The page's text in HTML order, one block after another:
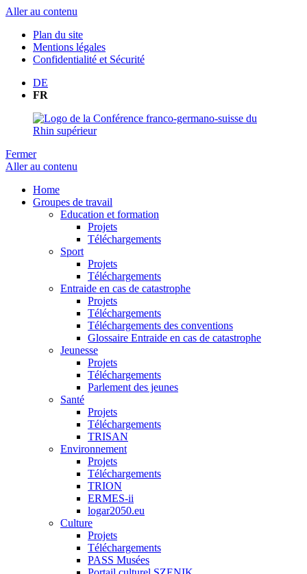
Aller au contenu
Plan du site
Mentions légales
Confidentialité et Sécurité
DE
FR
Fermer
Aller au contenu
Home
Groupes de travail
Education et formation
Projets
Téléchargements
Sport
Projets
Téléchargements
Entraide en cas de catastrophe
Projets
Téléchargements
Téléchargements des conventions
Glossaire Entraide en cas de catastrophe
Jeunesse
Projets
Téléchargements
Parlement des jeunes
Santé
Projets
Téléchargements
TRISAN
Environnement
Projets
Téléchargements
TRION
ERMES-ii
logar2050.eu
Culture
Projets
Téléchargements
PASS Musées